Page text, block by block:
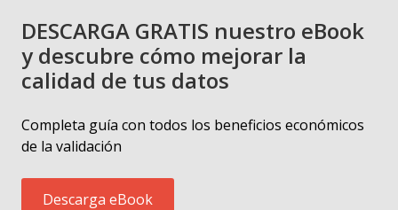
DESCARGA GRATIS nuestro eBook
y descubre cómo mejorar la
calidad de tus datos
Completa guía con todos los beneficios económicos
de la validación
Descarga eBook